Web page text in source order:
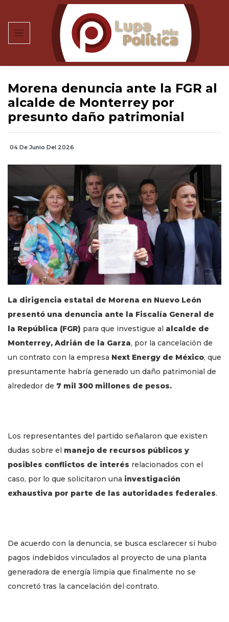
Morena denuncia ante la FGR al
alcalde de Monterrey por
presunto daño patrimonial
04 De Junio Del 2026
La dirigencia estatal de Morena en Nuevo León
presentó una denuncia ante la Fiscalía General de
la República (FGR) para que investigue al alcalde de
Monterrey, Adrián de la Garza, por la cancelación de
un contrato con la empresa Next Energy de México, que
presuntamente habría generado un daño patrimonial de
alrededor de 7 mil 300 millones de pesos.
Los representantes del partido señalaron que existen
dudas sobre el manejo de recursos públicos y
posibles conflictos de interés relacionados con el
caso, por lo que solicitaron una investigación
exhaustiva por parte de las autoridades federales.
De acuerdo con la denuncia, se busca esclarecer si hubo
pagos indebidos vinculados al proyecto de una planta
generadora de energía limpia que finalmente no se
concretó tras la cancelación del contrato.